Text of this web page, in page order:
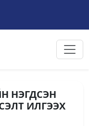
НЭГДСЭН
ИЛГЭЭХ